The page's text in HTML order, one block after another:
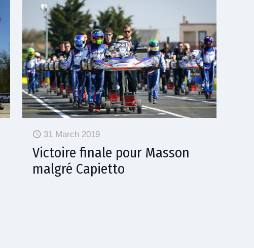
31 March 2019
Victoire finale pour Masson
malgré Capietto